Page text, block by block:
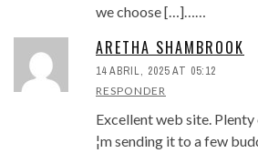
we choose […]……
ARETHA SHAMBROOK
14 ABRIL, 2025 AT 05:12
RESPONDER
Excellent web site. Plenty
¦m sending it to a few